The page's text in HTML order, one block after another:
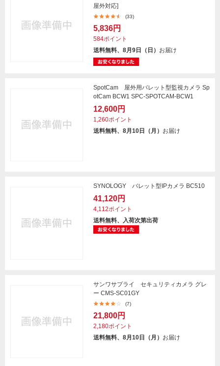
屋外対応]
(33)
5,836円
584ポイント
送料無料、8月9日（日） お届け
SpotCam 屋外用バレット型監視カメラ Sp
otCam BCW1 SPC-SPOTCAM-BCW1
12,600円
1,260ポイント
送料無料、8月10日（月） お届け
SYNOLOGY バレット型IPカメラ BC510
41,120円
4,112ポイント
送料無料、入荷次第出荷
サンワサプライ セキュリティカメラ グレ
ー CMS-SC01GY
(7)
21,800円
2,180ポイント
送料無料、8月10日（月） お届け